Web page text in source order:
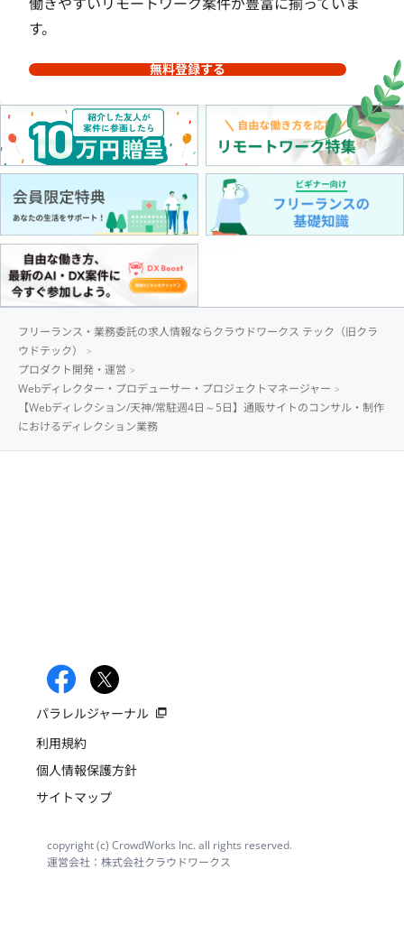
す。
無料登録する
フリーランス・業務委託の求人情報ならクラウドワークス テック（旧クラ
ウドテック）
プロダクト開発・運営
Webディレクター・プロデューサー・プロジェクトマネージャー
【Webディレクション/天神/常駐週4日～5日】通販サイトのコンサル・制作
におけるディレクション業務
パラレルジャーナル
利用規約
個人情報保護方針
サイトマップ
copyright (c) CrowdWorks Inc. all rights reserved.
運営会社：株式会社クラウドワークス